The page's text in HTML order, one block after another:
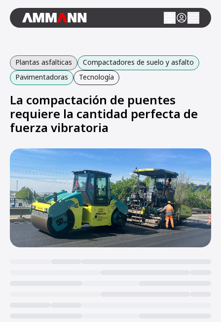
Plantas asfalticas
Compactadores de suelo y asfalto
Pavimentadoras
Tecnología
La compactación de puentes
requiere la cantidad perfecta de
fuerza vibratoria